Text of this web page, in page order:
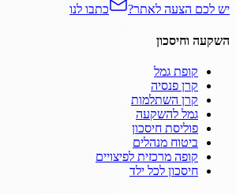
יש לכם הצעה לאתר? כתבו לנו
השקעה וחיסכון
קופת גמל
קרן פנסיה
קרן השתלמות
גמל להשקעה
פוליסת חיסכון
ביטוח מנהלים
קופה מרכזית לפיצויים
חיסכון לכל ילד